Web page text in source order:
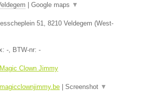
| Google maps ▼
51 8210 Veldegem (West-
- , BTW-nr: -
Clown Jimmy
| Screenshot ▼